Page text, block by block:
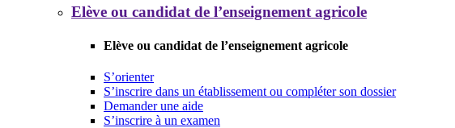
Elève ou candidat de l’enseignement agricole
Elève ou candidat de l’enseignement agricole
S’orienter
S’inscrire dans un établissement ou compléter son dossier
Demander une aide
S’inscrire à un examen